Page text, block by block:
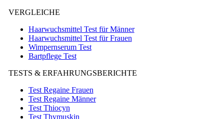
VERGLEICHE
Haarwuchsmittel Test für Männer
Haarwuchsmittel Test für Frauen
Wimpernserum Test
Bartpflege Test
TESTS & ERFAHRUNGSBERICHTE
Test Regaine Frauen
Test Regaine Männer
Test Thiocyn
Test Thymuskin